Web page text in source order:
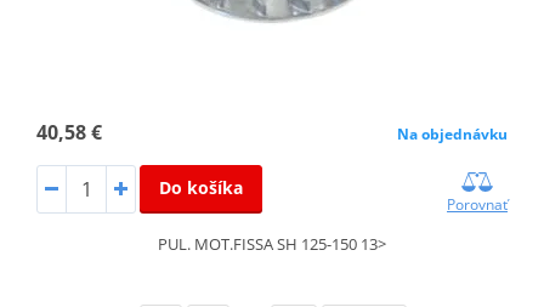
40,58 € Na objednávku
Do košíka
Porovnať
PUL. MOT.FISSA SH 125-150 13>